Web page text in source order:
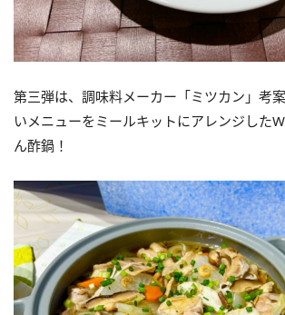
第三弾は、調味料メーカー「ミツカン」考
いメニューをミールキットにアレンジした
ん酢鍋！